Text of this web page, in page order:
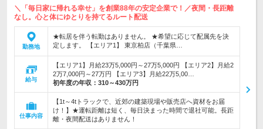
＼「毎日家に帰れる幸せ」を創業88年の安定企業で！／夜間・長距離
なし。心と体にゆとりを持てるルート配送
勤務地
★転居を伴う転勤はありません。 ★希望に応じて配属先を決
定します。 【エリア1】 東京柏店（千葉県…
給与
【エリア1】月給23万5,000円～27万5,000円 【エリア2】月給2
2万7,000円～27万円 【エリア3】月給22万5,00…
初年度の年収： 310～430万円
仕事内容
【1t～4tトラックで、近郊の建築現場や販売店へ資材をお届
け！】★運転距離は短く、毎日決まった時間で退社可能。長距
離・夜間配送はありません！